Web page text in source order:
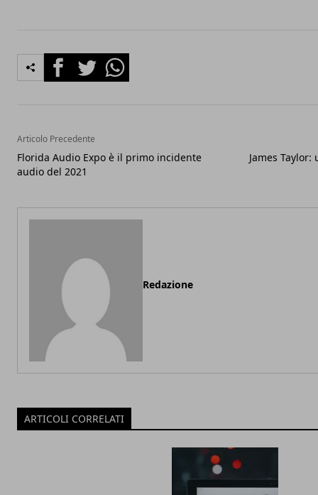
FacebookTwitterWhatsapp
Articolo Precedente
Florida Audio Expo è il primo incidente
audio del 2021
James
Redazione
ARTICOLI CORRELATI